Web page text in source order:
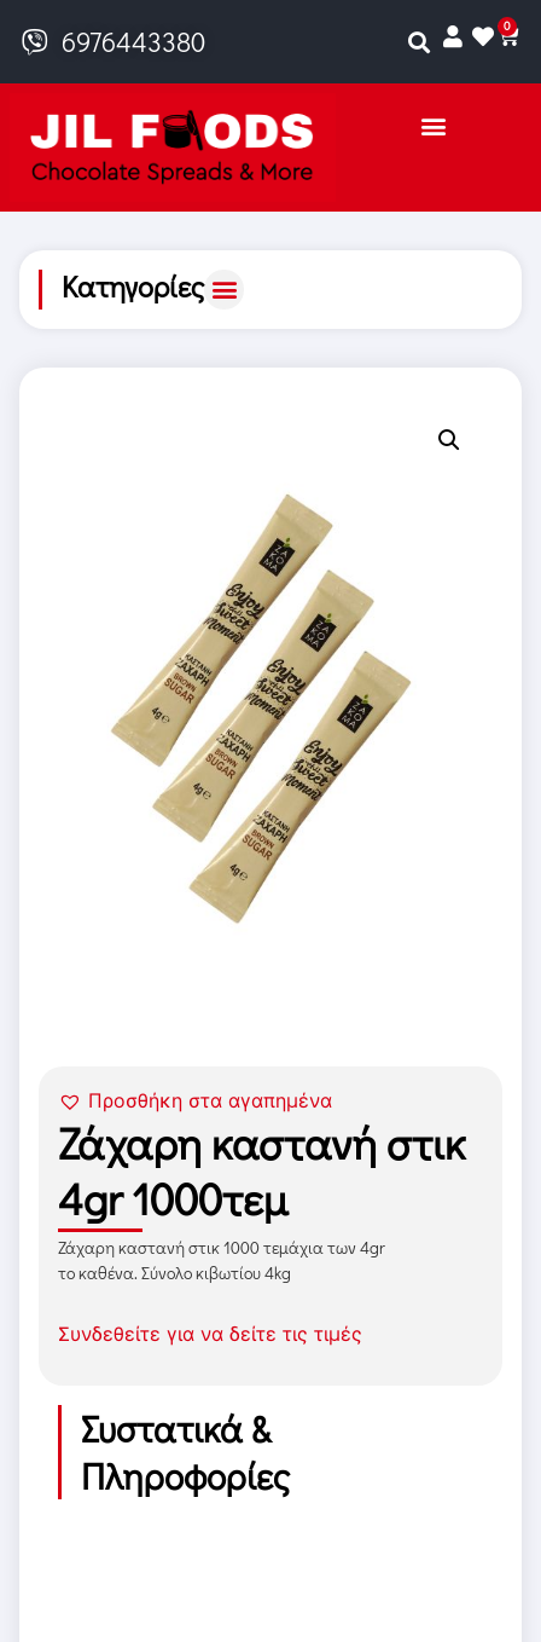
6976443380 0
Κατηγορίες
Προσθήκη στα αγαπημένα
Ζάχαρη καστανή στικ
4gr 1000τεμ
Ζάχαρη καστανή στικ 1000 τεμάχια των 4gr
το καθένα. Σύνολο κιβωτίου 4kg
Συνδεθείτε για να δείτε τις τιμές
Συστατικά &
Πληροφορίες